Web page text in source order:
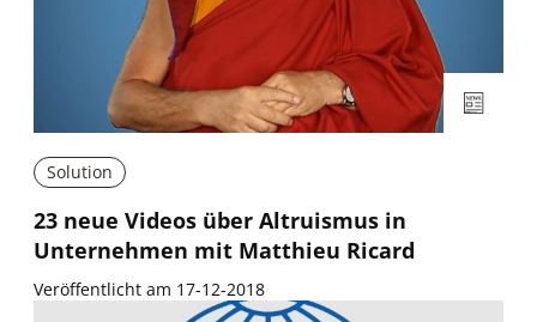
Solution
23 neue Videos über Altruismus in
Unternehmen mit Matthieu Ricard
Veröffentlicht am 17-12-2018